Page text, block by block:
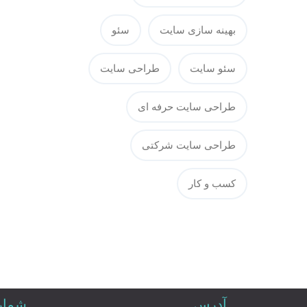
بهینه سازی سایت سئو
سئو سایت طراحی سایت
طراحی سایت حرفه ای
طراحی سایت شرکتی
کسب و کار